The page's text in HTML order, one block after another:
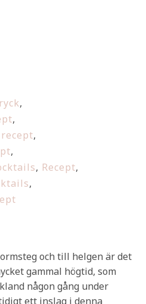
,
,
,
,
, Recept,
,
och till helgen är det
gammal högtid, som
någon gång under
ett inslag i denna